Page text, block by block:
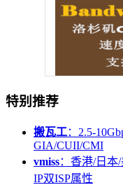
特别推荐
搬瓦工：2.5-
GIA/CUII/CMI
vmiss：香港/日本
IP双ISP属性